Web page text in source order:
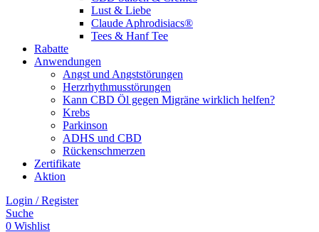
Lust & Liebe
Claude Aphrodisiacs®
Tees & Hanf Tee
Rabatte
Anwendungen
Angst und Angststörungen
Herzrhythmusstörungen
Kann CBD Öl gegen Migräne wirklich helfen?
Krebs
Parkinson
ADHS und CBD
Rückenschmerzen
Zertifikate
Aktion
Login / Register
Suche
0 Wishlist